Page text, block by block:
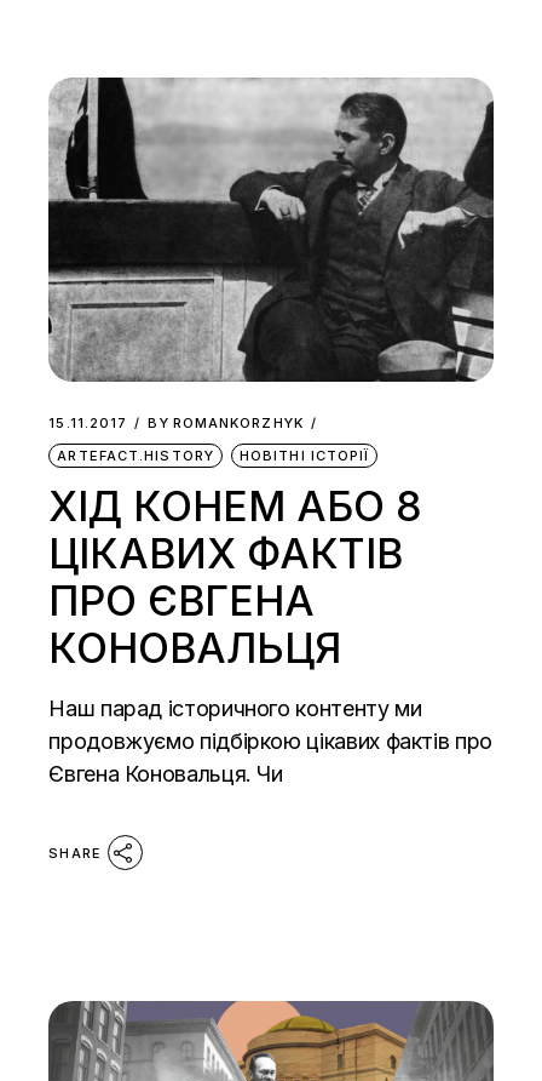
15.11.2017 BY ROMANKORZHYK
ARTEFACT.HISTORY
НОВІТНІ ІСТОРІЇ
ХІД КОНЕМ АБО 8
ЦІКАВИХ ФАКТІВ
ПРО ЄВГЕНА
КОНОВАЛЬЦЯ
Наш парад історичного контенту ми
продовжуємо підбіркою цікавих фактів про
Євгена Коновальця. Чи
SHARE